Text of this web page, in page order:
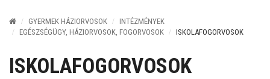
GYERMEK HÁZIORVOSOK
INTÉZMÉNYEK
EGÉSZSÉGÜGY, HÁZIORVOSOK, FOGORVOSOK
ISKOLAFOGORVOSOK
ISKOLAFOGORVOSOK